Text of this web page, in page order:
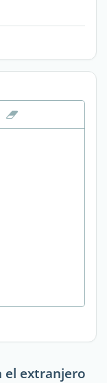
el extranjero